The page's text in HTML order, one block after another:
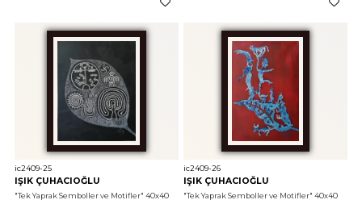
ic2409-25
IŞIK ÇUHACIOĞLU
"Tek Yaprak Semboller ve Motifler" 40x40
ic2409-26
IŞIK ÇUHACIOĞLU
"Tek Yaprak Semboller ve Motifler" 40x40